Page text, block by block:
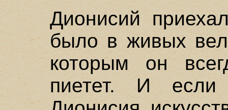
Дионисий
было в живых
которым он
пиетет. И